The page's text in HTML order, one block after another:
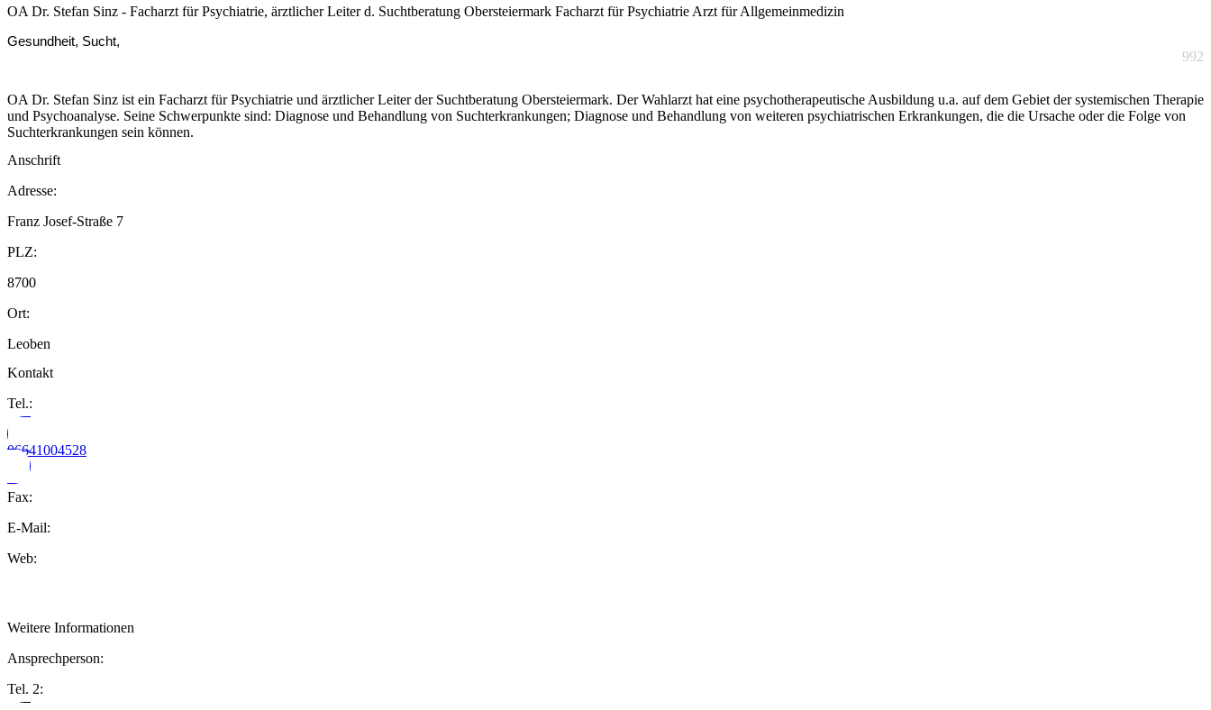
OA Dr. Stefan Sinz - Facharzt für Psychiatrie, ärztlicher Leiter d. Suchtberatung Obersteiermark Facharzt für Psychiatrie Arzt für Allgemeinmedizin
Gesundheit, Sucht,
992
OA Dr. Stefan Sinz ist ein Facharzt für Psychiatrie und ärztlicher Leiter der Suchtberatung Obersteiermark. Der Wahlarzt hat eine psychotherapeutische Ausbildung u.a. auf dem Gebiet der systemischen Therapie
und Psychoanalyse. Seine Schwerpunkte sind: Diagnose und Behandlung von Suchterkrankungen; Diagnose und Behandlung von weiteren psychiatrischen Erkrankungen, die die Ursache oder die Folge von
Suchterkrankungen sein können.
Anschrift
Adresse:
Franz Josef-Straße 7
PLZ:
8700
Ort:
Leoben
Kontakt
Tel.:
06641004528
Fax:
E-Mail:
Web:
Weitere Informationen
Ansprechperson:
Tel. 2: